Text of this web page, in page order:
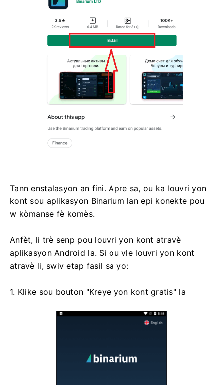
Tann enstalasyon an fini. Apre sa, ou ka louvri yon
kont sou aplikasyon Binarium lan epi konekte pou
w kòmanse fè komès.
Anfèt, li trè senp pou louvri yon kont atravè
aplikasyon Android la. Si ou vle louvri yon kont
atravè li, swiv etap fasil sa yo:
1. Klike sou bouton "Kreye yon kont gratis" la